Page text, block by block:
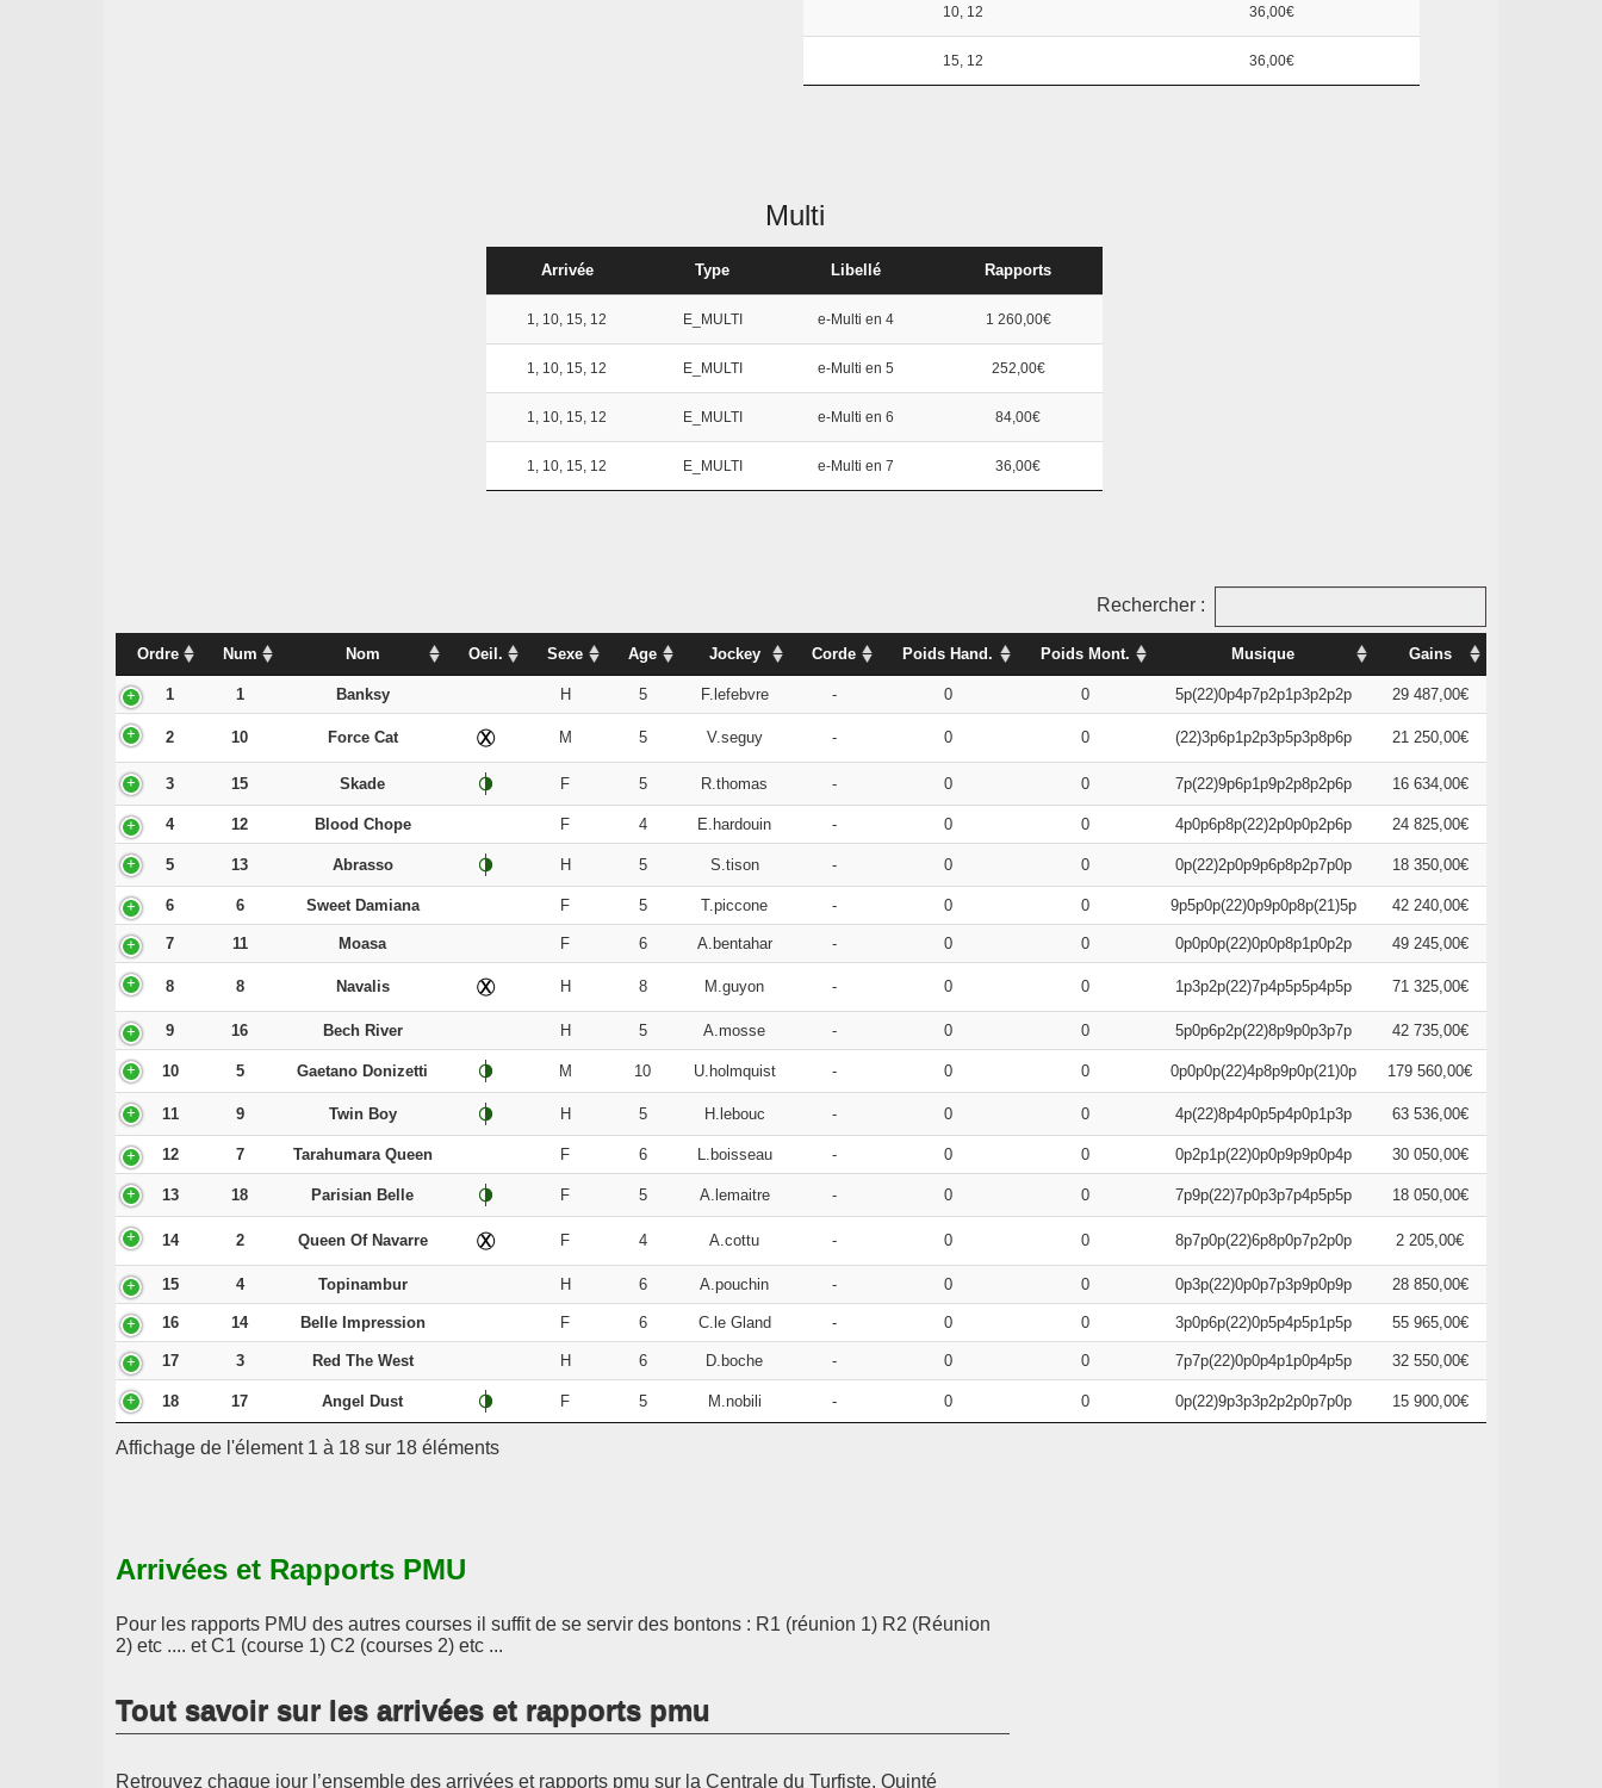
10, 12 36,00€
15, 12 36,00€
Multi
Arrivée Type Libellé Rapports
1, 10, 15, 12 E_MULTI e-Multi en 4 1 260,00€
1, 10, 15, 12 E_MULTI e-Multi en 5 252,00€
1, 10, 15, 12 E_MULTI e-Multi en 6 84,00€
1, 10, 15, 12 E_MULTI e-Multi en 7 36,00€
Rechercher :
Ordre Num Nom Oeil. Sexe Age Jockey Corde Poids Hand. Poids Mont. Musique Gains
1 1 Banksy H 5 F.lefebvre - 0 0 5p(22)0p4p7p2p1p3p2p2p 29 487,00€
2 10 Force Cat M 5 V.seguy - 0 0 (22)3p6p1p2p3p5p3p8p6p 21 250,00€
3 15 Skade F 5 R.thomas - 0 0 7p(22)9p6p1p9p2p8p2p6p 16 634,00€
4 12 Blood Chope F 4 E.hardouin - 0 0 4p0p6p8p(22)2p0p0p2p6p 24 825,00€
5 13 Abrasso H 5 S.tison - 0 0 0p(22)2p0p9p6p8p2p7p0p 18 350,00€
6 6 Sweet Damiana F 5 T.piccone - 0 0 9p5p0p(22)0p9p0p8p(21)5p 42 240,00€
7 11 Moasa F 6 A.bentahar - 0 0 0p0p0p(22)0p0p8p1p0p2p 49 245,00€
8 8 Navalis H 8 M.guyon - 0 0 1p3p2p(22)7p4p5p5p4p5p 71 325,00€
9 16 Bech River H 5 A.mosse - 0 0 5p0p6p2p(22)8p9p0p3p7p 42 735,00€
10 5 Gaetano Donizetti M 10 U.holmquist - 0 0 0p0p0p(22)4p8p9p0p(21)0p 179 560,00€
11 9 Twin Boy H 5 H.lebouc - 0 0 4p(22)8p4p0p5p4p0p1p3p 63 536,00€
12 7 Tarahumara Queen F 6 L.boisseau - 0 0 0p2p1p(22)0p0p9p9p0p4p 30 050,00€
13 18 Parisian Belle F 5 A.lemaitre - 0 0 7p9p(22)7p0p3p7p4p5p5p 18 050,00€
14 2 Queen Of Navarre F 4 A.cottu - 0 0 8p7p0p(22)6p8p0p7p2p0p 2 205,00€
15 4 Topinambur H 6 A.pouchin - 0 0 0p3p(22)0p0p7p3p9p0p9p 28 850,00€
16 14 Belle Impression F 6 C.le Gland - 0 0 3p0p6p(22)0p5p4p5p1p5p 55 965,00€
17 3 Red The West H 6 D.boche - 0 0 7p7p(22)0p0p4p1p0p4p5p 32 550,00€
18 17 Angel Dust F 5 M.nobili - 0 0 0p(22)9p3p3p2p2p0p7p0p 15 900,00€
Affichage de l'élement 1 à 18 sur 18 éléments
Arrivées et Rapports PMU
Pour les rapports PMU des autres courses il suffit de se servir des bontons : R1 (réunion 1) R2 (Réunion
2) etc .... et C1 (course 1) C2 (courses 2) etc ...
Tout savoir sur les arrivées et rapports pmu
Retrouvez chaque jour l’ensemble des arrivées et rapports pmu sur la Centrale du Turfiste. Quinté